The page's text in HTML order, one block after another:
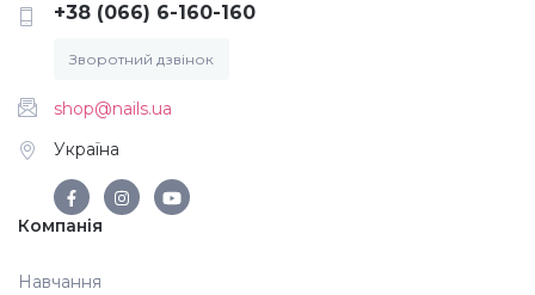
+38 (066) 6-160-160
Зворотний дзвінок
shop@nails.ua
Україна
Компанія
Навчання